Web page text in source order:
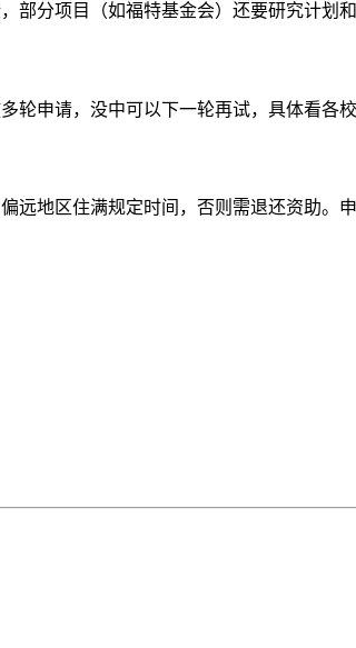
分项目（如福特基金会）还要研究计划
轮申请，没中可以下一轮再试，具体看各校
地区住满规定时间，否则需退还资助。